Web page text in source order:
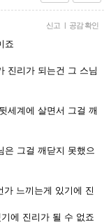
신고 | 공감 확인
죠
진리가 되는건 그 스님
세계에 살면서 그걸 깨
은 그걸 깨닫지 못했으
느끼는게 있기에 진
에 진리가 될 수 없죠